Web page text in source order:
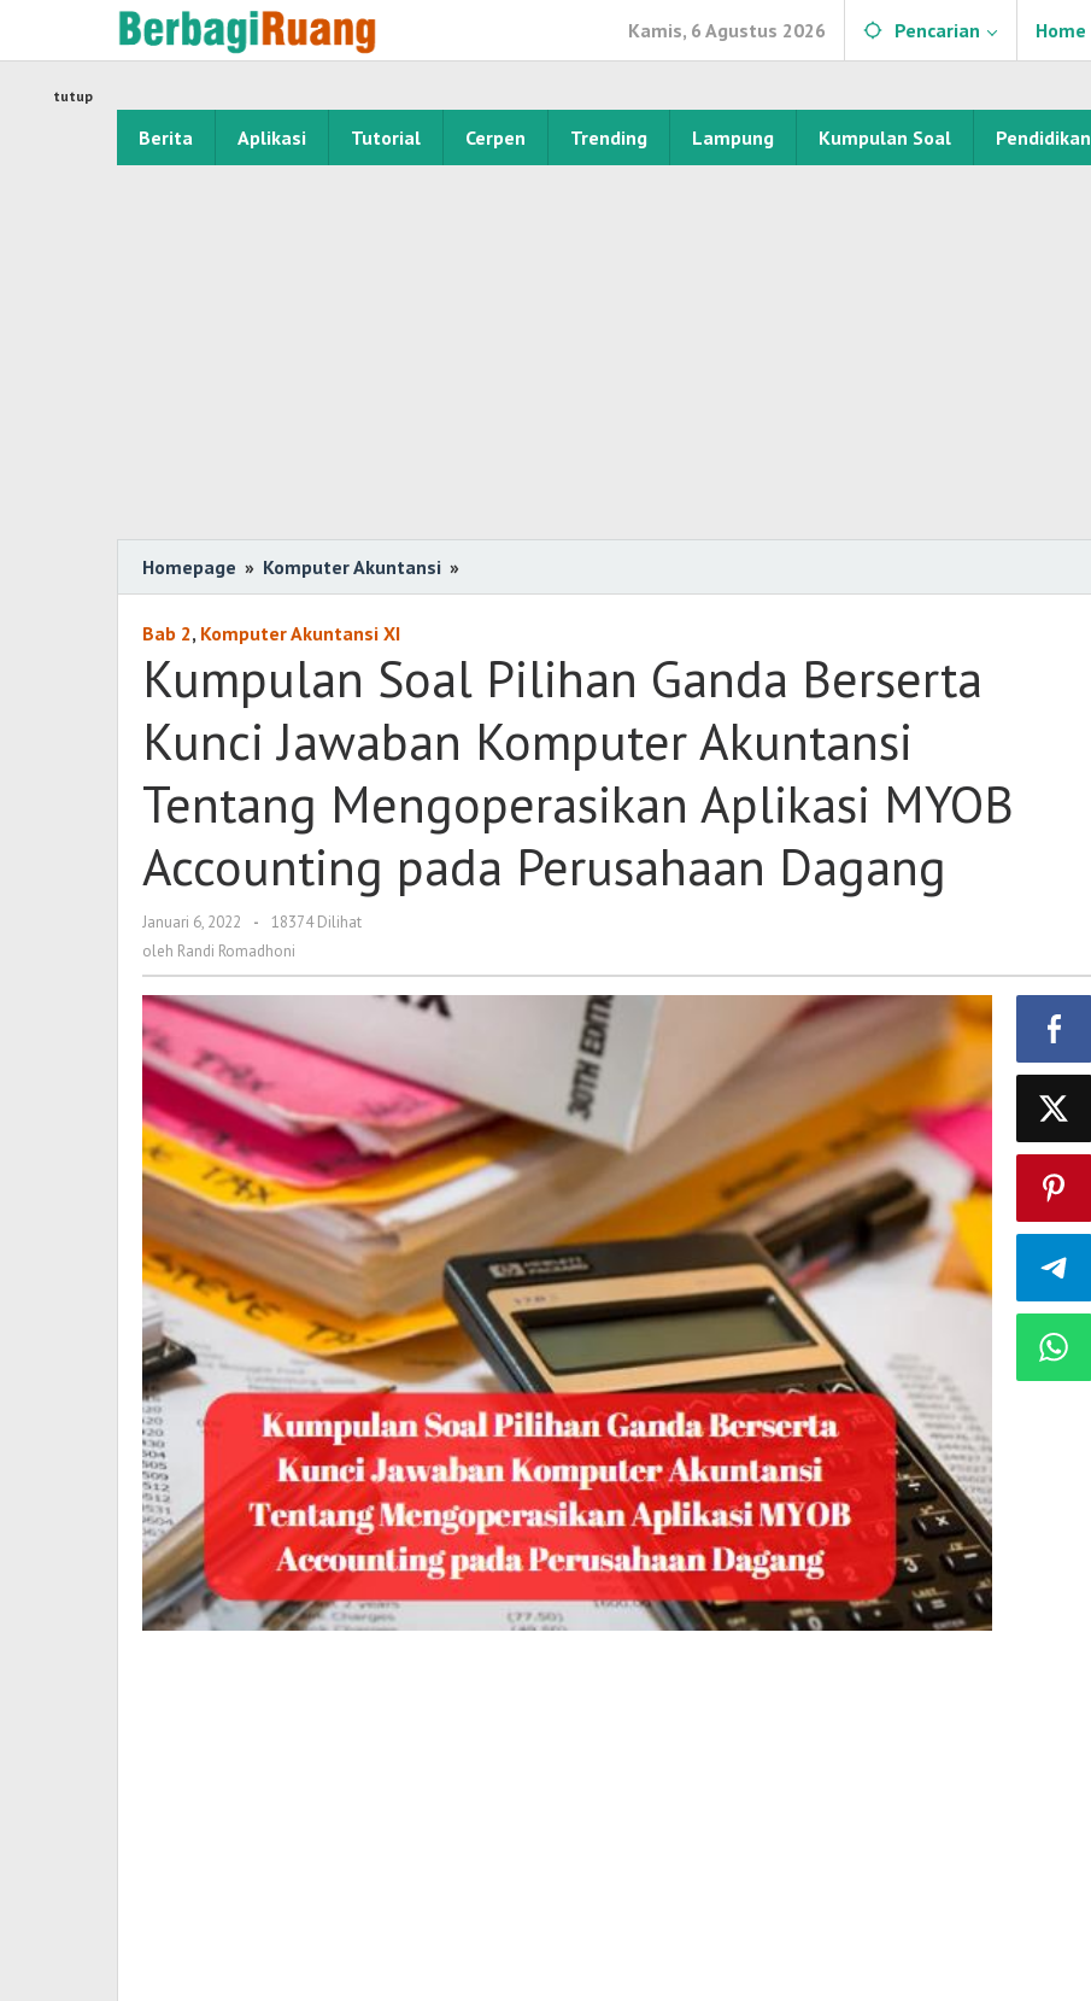
Kamis, 6 Agustus 2026 Pencarian Home
Berita Aplikasi Tutorial Cerpen Trending Lampung Kumpulan Soal Pendidikan
tutup
Homepage » Komputer Akuntansi »
Soal
Berserta
Jawaban
Akuntansi
Tentang
Mengoperasikan
Aplikasi
pada
Perusahaan
Bab 2, Komputer Akuntansi XI
Kumpulan Soal Pilihan Ganda Berserta
Kunci Jawaban Komputer Akuntansi
Tentang Mengoperasikan Aplikasi MYOB
Accounting pada Perusahaan Dagang
Januari 6, 2022
oleh
Randi
-
18374 Dilihat
oleh Randi Romadhoni